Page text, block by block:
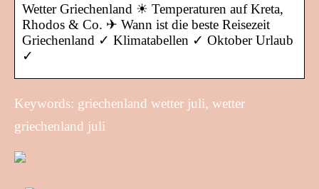
Wetter Griechenland ☀ Temperaturen auf Kreta,
Rhodos & Co. ✈ Wann ist die beste Reisezeit
Griechenland ✓ Klimatabellen ✓ Oktober Urlaub
✓
Keywords: griechenland wetter juli, wetter
griechenland juli